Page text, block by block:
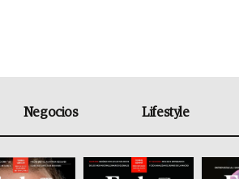
Negocios Lifestyle